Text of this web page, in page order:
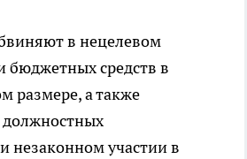
в нецелевом
бюджетных средств в
размере, а также
незаконном участии в